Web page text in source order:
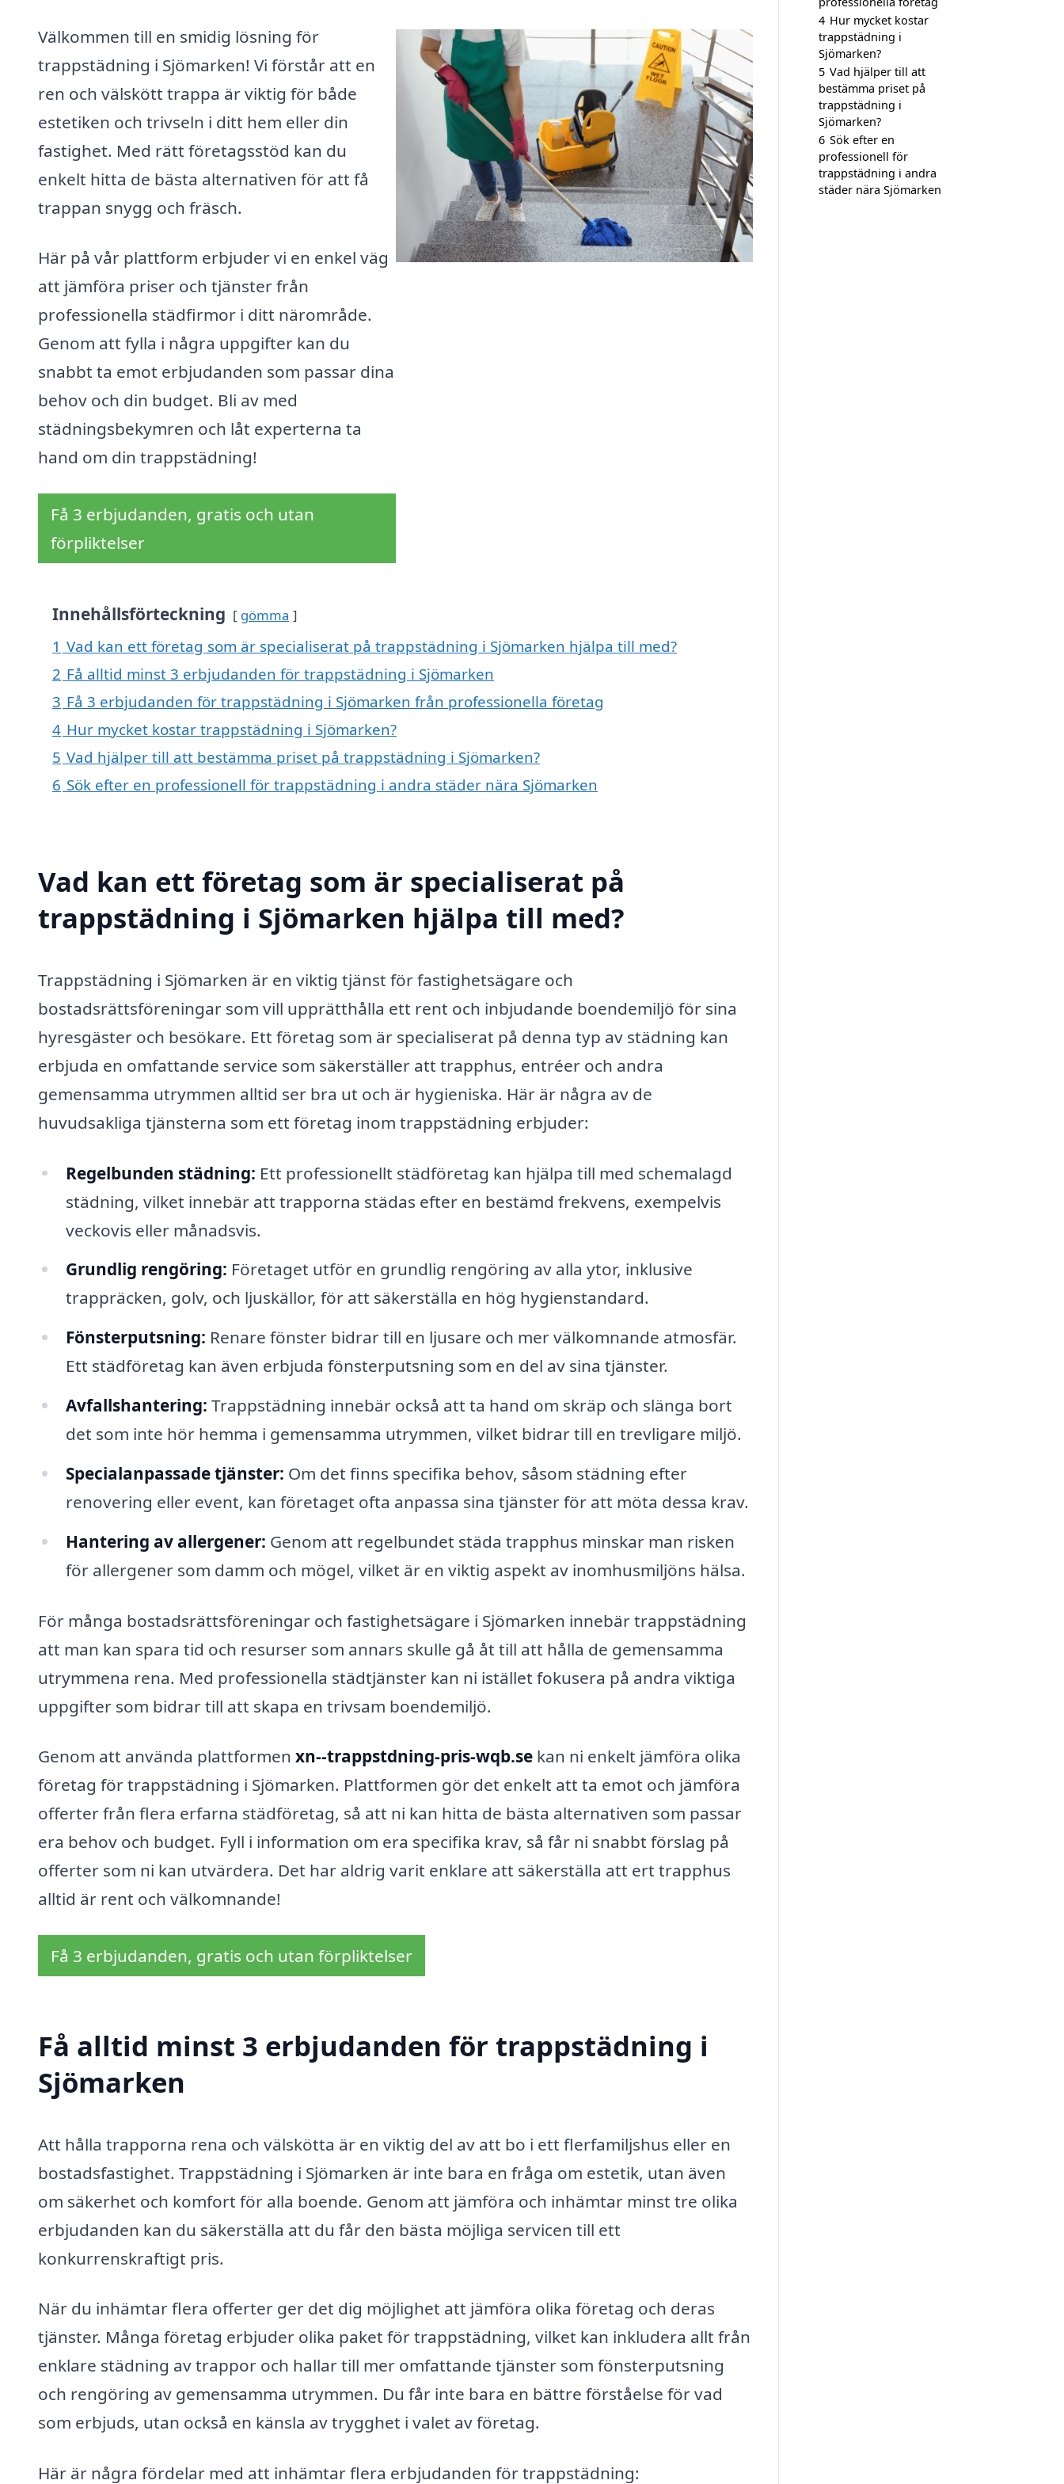
Välkommen till en smidig lösning för
trappstädning i Sjömarken! Vi förstår att en
ren och välskött trappa är viktig för både
estetiken och trivseln i ditt hem eller din
fastighet. Med rätt företagsstöd kan du
enkelt hitta de bästa alternativen för att få
trappan snygg och fräsch.
Här på vår plattform erbjuder vi en enkel väg
att jämföra priser och tjänster från
professionella städfirmor i ditt närområde.
Genom att fylla i några uppgifter kan du
snabbt ta emot erbjudanden som passar dina
behov och din budget. Bli av med
städningsbekymren och låt experterna ta
hand om din trappstädning!
Få 3 erbjudanden, gratis och utan
förpliktelser
Innehållsförteckning gömma
1 Vad kan ett företag som är specialiserat på trappstädning i Sjömarken hjälpa till med?
2 Få alltid minst 3 erbjudanden för trappstädning i Sjömarken
3 Få 3 erbjudanden för trappstädning i Sjömarken från professionella företag
4 Hur mycket kostar trappstädning i Sjömarken?
5 Vad hjälper till att bestämma priset på trappstädning i Sjömarken?
6 Sök efter en professionell för trappstädning i andra städer nära Sjömarken
Vad kan ett företag som är specialiserat på
trappstädning i Sjömarken hjälpa till med?
Trappstädning i Sjömarken är en viktig tjänst för fastighetsägare och
bostadsrättsföreningar som vill upprätthålla ett rent och inbjudande boendemiljö för sina
hyresgäster och besökare. Ett företag som är specialiserat på denna typ av städning kan
erbjuda en omfattande service som säkerställer att trapphus, entréer och andra
gemensamma utrymmen alltid ser bra ut och är hygieniska. Här är några av de
huvudsakliga tjänsterna som ett företag inom trappstädning erbjuder:
Regelbunden städning: Ett professionellt städföretag kan hjälpa till med schemalagd
städning, vilket innebär att trapporna städas efter en bestämd frekvens, exempelvis
veckovis eller månadsvis.
Grundlig rengöring: Företaget utför en grundlig rengöring av alla ytor, inklusive
trappräcken, golv, och ljuskällor, för att säkerställa en hög hygienstandard.
Fönsterputsning: Renare fönster bidrar till en ljusare och mer välkomnande atmosfär.
Ett städföretag kan även erbjuda fönsterputsning som en del av sina tjänster.
Avfallshantering: Trappstädning innebär också att ta hand om skräp och slänga bort
det som inte hör hemma i gemensamma utrymmen, vilket bidrar till en trevligare miljö.
Specialanpassade tjänster: Om det finns specifika behov, såsom städning efter
renovering eller event, kan företaget ofta anpassa sina tjänster för att möta dessa krav.
Hantering av allergener: Genom att regelbundet städa trapphus minskar man risken
för allergener som damm och mögel, vilket är en viktig aspekt av inomhusmiljöns hälsa.
För många bostadsrättsföreningar och fastighetsägare i Sjömarken innebär trappstädning
att man kan spara tid och resurser som annars skulle gå åt till att hålla de gemensamma
utrymmena rena. Med professionella städtjänster kan ni istället fokusera på andra viktiga
uppgifter som bidrar till att skapa en trivsam boendemiljö.
Genom att använda plattformen xn--trappstdning-pris-wqb.se kan ni enkelt jämföra olika
företag för trappstädning i Sjömarken. Plattformen gör det enkelt att ta emot och jämföra
offerter från flera erfarna städföretag, så att ni kan hitta de bästa alternativen som passar
era behov och budget. Fyll i information om era specifika krav, så får ni snabbt förslag på
offerter som ni kan utvärdera. Det har aldrig varit enklare att säkerställa att ert trapphus
alltid är rent och välkomnande!
Få 3 erbjudanden, gratis och utan förpliktelser
Få alltid minst 3 erbjudanden för trappstädning i
Sjömarken
Att hålla trapporna rena och välskötta är en viktig del av att bo i ett flerfamiljshus eller en
bostadsfastighet. Trappstädning i Sjömarken är inte bara en fråga om estetik, utan även
om säkerhet och komfort för alla boende. Genom att jämföra och inhämtar minst tre olika
erbjudanden kan du säkerställa att du får den bästa möjliga servicen till ett
konkurrenskraftigt pris.
När du inhämtar flera offerter ger det dig möjlighet att jämföra olika företag och deras
tjänster. Många företag erbjuder olika paket för trappstädning, vilket kan inkludera allt från
enklare städning av trappor och hallar till mer omfattande tjänster som fönsterputsning
och rengöring av gemensamma utrymmen. Du får inte bara en bättre förståelse för vad
som erbjuds, utan också en känsla av trygghet i valet av företag.
Här är några fördelar med att inhämtar flera erbjudanden för trappstädning:
4 Hur mycket kostar
trappstädning i
Sjömarken?
5 Vad hjälper till att
bestämma priset på
trappstädning i
Sjömarken?
6 Sök efter en
professionell för
trappstädning i andra
städer nära Sjömarken